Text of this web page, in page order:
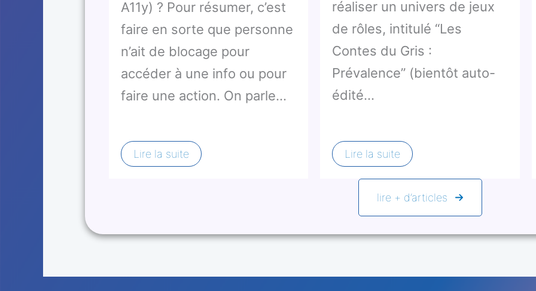
A11y) ? Pour résumer, c’est
faire en sorte que personne
n’ait de blocage pour
accéder à une info ou pour
faire une action. On parle…
Lire la suite
réaliser un univers de jeux
de rôles, intitulé “Les
Contes du Gris :
Prévalence” (bientôt auto-
édité…
Lire la suite
lire + d’articles